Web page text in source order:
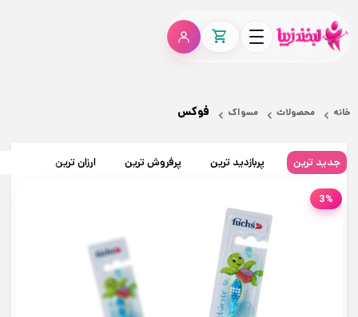
خانه محصولات مسواک فوکس
جدید ترین پربازدید ترین پرفروش ترین ارزان ترین
3%